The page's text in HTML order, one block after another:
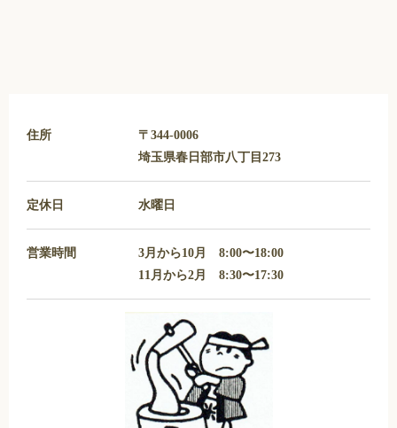
住所
〒344-0006
埼玉県春日部市八丁目273
定休日 水曜日
営業時間
3月から10月 8:00〜18:00
11月から2月 8:30〜17:30